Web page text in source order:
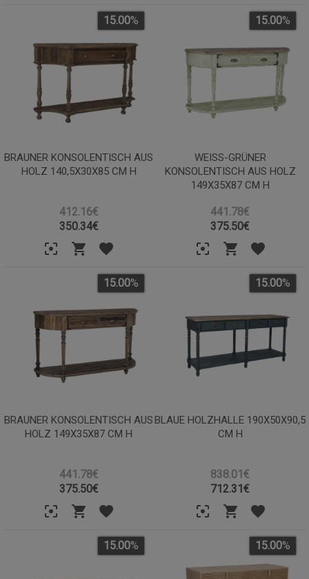
BRAUNER KONSOLENTISCH AUS
HOLZ 140,5X30X85 CM H
412.16€
15.00%
350.34€
WEISS-GRÜNER K
ONSOLENTISCH AUS HOLZ 1
49X35X87 CM H
441.78€
15.00%
375.50€
BRAUNER KONSOLENTISCH AUS
HOLZ 149X35X87 CM H
441.78€
15.00%
375.50€
BLAUE HOLZHALLE 190X50X90,5
CM H
838.01€
15.00%
712.31€
15.00% 15.00%